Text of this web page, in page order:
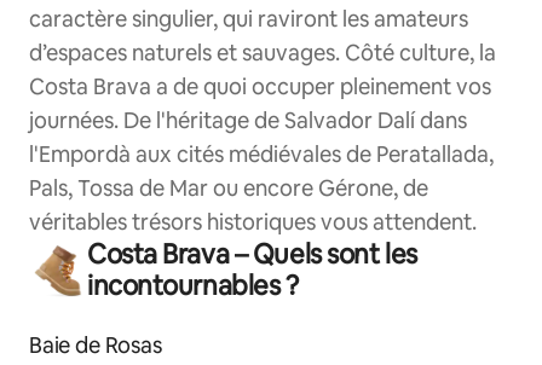
caractère singulier, qui raviront les amateurs
d’espaces naturels et sauvages. Côté culture, la
Costa Brava a de quoi occuper pleinement vos
journées. De l'héritage de Salvador Dalí dans
l'Empordà aux cités médiévales de Peratallada,
Pals, Tossa de Mar ou encore Gérone, de
véritables trésors historiques vous attendent.
Costa Brava – Quels sont les
incontournables ?
Baie de Rosas